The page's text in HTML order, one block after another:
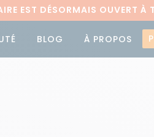
EST DÉSORMAIS OUVERT À
BLOG À PROPOS